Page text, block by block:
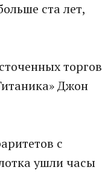
ста лет,
торгов
Джон
с
ушли часы